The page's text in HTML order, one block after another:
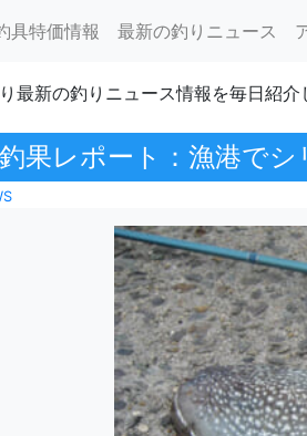
具特価情報 最新の釣りニュース
最新の釣りニュース情報を毎日紹介
果レポート：漁港で